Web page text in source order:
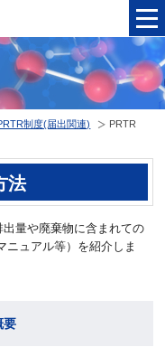
制度(届出関連)
PRTR
法
量や廃棄物に含まれての
ニュアル等）を紹介しま
要